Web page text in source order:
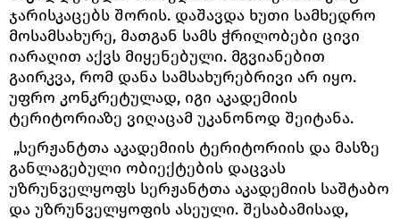
ჯარისკაცებს შორის. დაშავდა ხუთი სამხედრო
მოსამსახურე, მათგან სამს ჭრილობები ცივი
იარაღით აქვს მიყენებული. მგვიანებით
გაირკვა, რომ დანა სამსახურებრივი არ იყო.
უფრო კონკრეტულად, იგი აკადემიის
ტერიტორიაზე ვიღაცამ უკანონოდ შეიტანა.
„სერჟანტთა აკადემიის ტერიტორიის და მასზე
განლაგებული ობიექტების დაცვას
უზრუნველყოფს სერჟანტთა აკადემიის საშტაბო
და უზრუნველყოფის ასეული. შესაბამისად,